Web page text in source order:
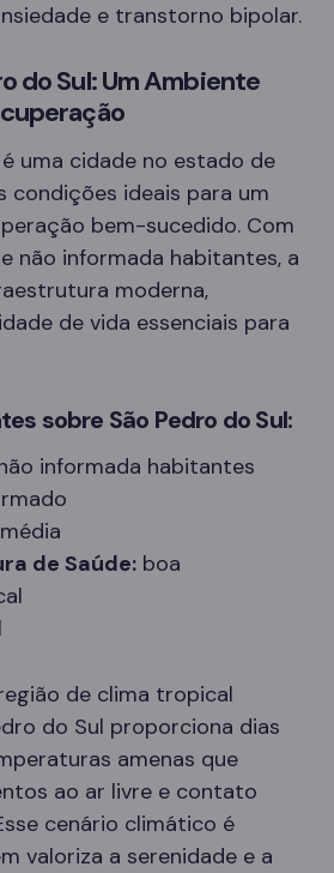
e transtorno bipolar.
do Sul: Um Ambiente
uma cidade no estado de
condições ideais para um
bem-sucedido. Com
não informada habitantes, a
moderna,
de vida essenciais para
sobre São Pedro do Sul:
informada habitantes
média
de Saúde: boa
de clima tropical
do Sul proporciona dias
amenas que
ao ar livre e contato
cenário climático é
valoriza a serenidade e a